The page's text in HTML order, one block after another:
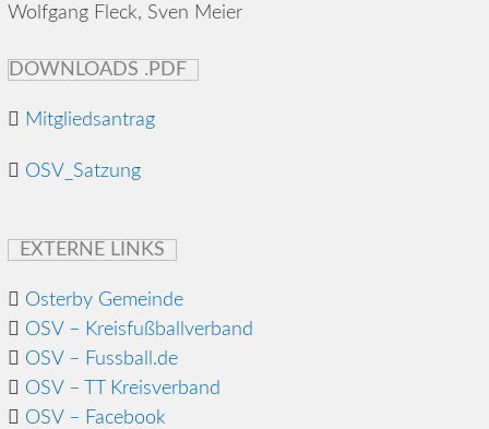
Wolfgang Fleck, Sven Meier
DOWNLOADS .PDF
Mitgliedsantrag
OSV_Satzung
EXTERNE LINKS
Osterby Gemeinde
OSV – Kreisfußballverband
OSV – Fussball.de
OSV – TT Kreisverband
OSV – Facebook